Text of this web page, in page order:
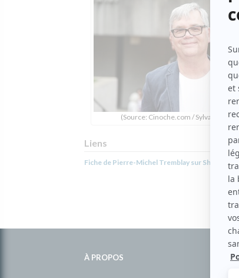
(Source: Cinoche.com / Sylvain
Liens
Fiche de Pierre-Michel Tremblay sur
À PROPOS